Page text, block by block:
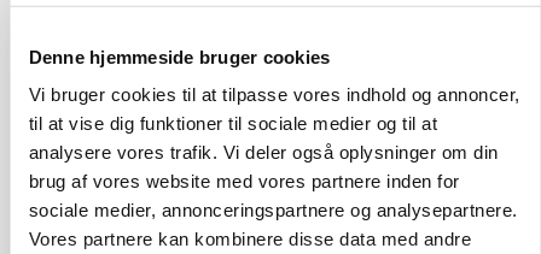
Denne hjemmeside bruger cookies
Vi bruger cookies til at tilpasse vores indhold og annoncer,
til at vise dig funktioner til sociale medier og til at
analysere vores trafik. Vi deler også oplysninger om din
brug af vores website med vores partnere inden for
sociale medier, annonceringspartnere og analysepartnere.
Vores partnere kan kombinere disse data med andre
MASKINER
Forserie til selvkørende skårlægger afprøves i år
Annonce
Loading...